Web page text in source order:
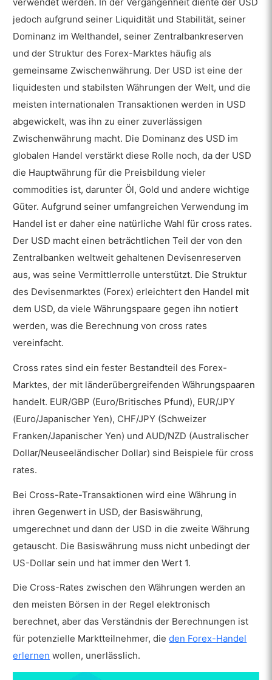
Was sind die Vorteile von cross rates?
Was sind die Nachteile von cross rates?
Können cross rate und reziproke
Währung zusammen verwendet werden?
Was ist der Unterschied zwischen
jedoch aufgrund seiner Liquidität und Stabilität, seiner
Dominanz im Welthandel, seiner Zentralbankreserven
und der Struktur des Forex-Marktes häufig als
gemeinsame Zwischenwährung. Der USD ist eine der
liquidesten und stabilsten Währungen der Welt, und die
meisten internationalen Transaktionen werden in USD
abgewickelt, was ihn zu einer zuverlässigen
Zwischenwährung macht. Die Dominanz des USD im
globalen Handel verstärkt diese Rolle noch, da der USD
die Hauptwährung für die Preisbildung vieler
commodities ist, darunter Öl, Gold und andere wichtige
Güter. Aufgrund seiner umfangreichen Verwendung im
Handel ist er daher eine natürliche Wahl für cross rates.
Der USD macht einen beträchtlichen Teil der von den
Zentralbanken weltweit gehaltenen Devisenreserven
aus, was seine Vermittlerrolle unterstützt. Die Struktur
des Devisenmarktes (Forex) erleichtert den Handel mit
dem USD, da viele Währungspaare gegen ihn notiert
werden, was die Berechnung von cross rates
vereinfacht.
Cross rates sind ein fester Bestandteil des Forex-
Marktes, der mit länderübergreifenden Währungspaaren
handelt. EUR/GBP (Euro/Britisches Pfund), EUR/JPY
(Euro/Japanischer Yen), CHF/JPY (Schweizer
Franken/Japanischer Yen) und AUD/NZD (Australischer
Dollar/Neuseeländischer Dollar) sind Beispiele für cross
rates.
Bei Cross-Rate-Transaktionen wird eine Währung in
ihren Gegenwert in USD, der Basiswährung,
umgerechnet und dann der USD in die zweite Währung
getauscht. Die Basiswährung muss nicht unbedingt der
US-Dollar sein und hat immer den Wert 1.
Die Cross-Rates zwischen den Währungen werden an
den meisten Börsen in der Regel elektronisch
berechnet, aber das Verständnis der Berechnungen ist
für potenzielle Marktteilnehmer, dieden Forex-Handel
erlernen wollen, unerlässlich.